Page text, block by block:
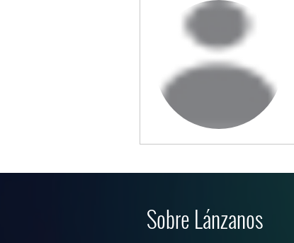
Sobre Lánzanos